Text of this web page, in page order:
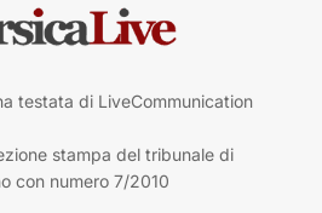
testata di LiveCommunication
stampa del tribunale di
con numero 7/2010